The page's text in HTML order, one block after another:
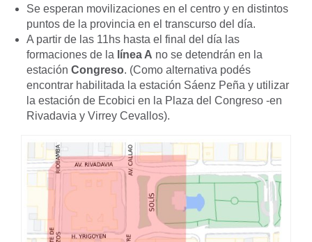
Se esperan movilizaciones en el centro y en distintos
puntos de la provincia en el transcurso del día.
A partir de las 11hs hasta el final del día las
formaciones de la línea A no se detendrán en la
estación Congreso. (Como alternativa podés
encontrar habilitada la estación Sáenz Peña y utilizar
la estación de Ecobici en la Plaza del Congreso -en
Rivadavia y Virrey Cevallos).